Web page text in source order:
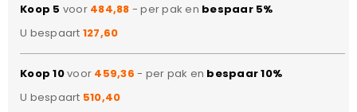
Koop 5 voor 484,88 - per pak en bespaar 5%
U bespaart 127,60
Koop 10voor 459,36 - per pak en bespaar 10%
U bespaart 510,40